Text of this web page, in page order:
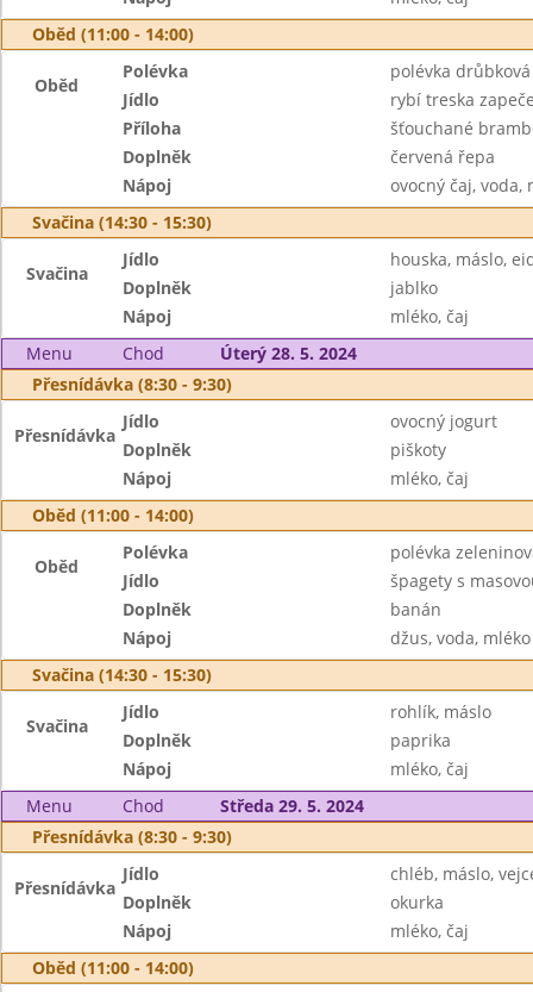
Oběd (11:00 - 14:00)
Oběd
Polévka
polévka
Jídlo
rybí treska
Příloha
šťouchané
Doplněk
červená řepa
Nápoj
ovocný čaj, voda,
Svačina (14:30 - 15:30)
Svačina
Jídlo
houska, máslo,
Doplněk
jablko
Nápoj
mléko, čaj
Menu
Chod
Úterý 28. 5. 2024
Přesnídávka (8:30 - 9:30)
Přesnídávka
Jídlo
ovocný jogurt
Doplněk
piškoty
Nápoj
mléko, čaj
Oběd (11:00 - 14:00)
Oběd
Polévka
polévka
Jídlo
špagety s
Doplněk
banán
Nápoj
džus, voda, mléko
Svačina (14:30 - 15:30)
Svačina
Jídlo
rohlík, máslo
Doplněk
paprika
Nápoj
mléko, čaj
Menu
Chod
Středa 29. 5. 2024
Přesnídávka (8:30 - 9:30)
Přesnídávka
Jídlo
chléb, máslo,
Doplněk
okurka
Nápoj
mléko, čaj
Oběd (11:00 - 14:00)